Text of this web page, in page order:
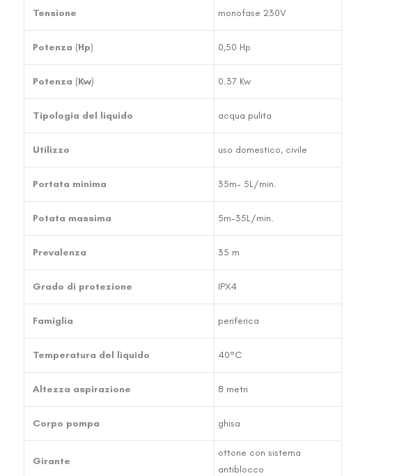
Tensione monofase 230V
Potenza (Hp) 0,50 Hp
Potenza (Kw) 0.37 Kw
Tipologia del liquido acqua pulita
Utilizzo uso domestico, civile
Portata minima 35m- 5L/min.
Potata massima 5m-35L/min.
Prevalenza 35 m
Grado di protezione IPX4
Famiglia periferica
Temperatura del liquido 40°C
Altezza aspirazione 8 metri
Corpo pompa ghisa
Girante
ottone con sistema
antiblocco